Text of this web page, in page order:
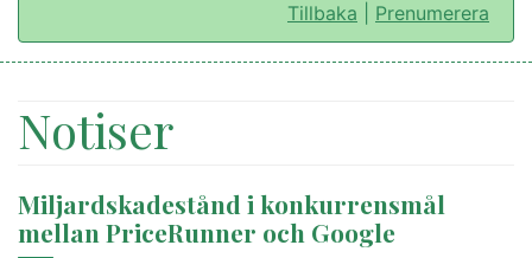
Tillbaka Prenumerera
Notiser
Miljardskadestånd i konkurrensmål
mellan PriceRunner och Google